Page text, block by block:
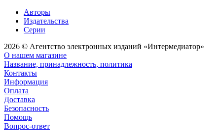
Авторы
Издательства
Серии
2026 © Агентство электронных изданий «Интермедиатор»
О нашем магазине
Название, принадлежность, политика
Контакты
Информация
Оплата
Доставка
Безопасность
Помощь
Вопрос-ответ